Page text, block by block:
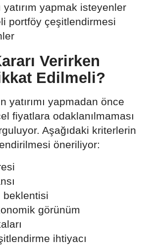
yatırım yapmak isteyenler
portföy çeşitlendirmesi
Verirken
Edilmeli?
yatırımı yapmadan önce
fiyatlara odaklanılmaması
Aşağıdaki kriterlerin
öneriliyor:
beklentisi
görünüm
ihtiyacı